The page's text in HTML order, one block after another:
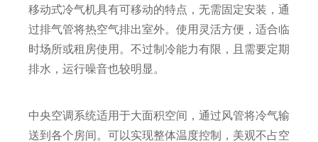
移动式冷气机具有可移动的特点，无需固定安装，通
过排气管将热空气排出室外。使用灵活方便，适合临
时场所或租房使用。不过制冷能力有限，且需要定期
排水，运行噪音也较明显。
中央空调系统适用于大面积空间，通过风管将冷气输
送到各个房间。可以实现整体温度控制，美观不占空